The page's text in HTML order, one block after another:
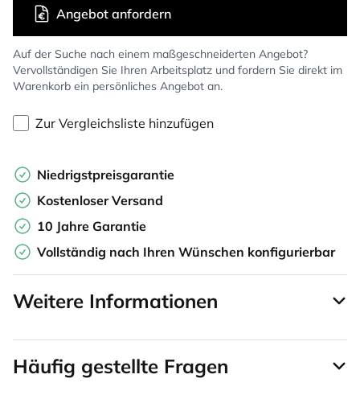
Auf der Suche nach einem maßgeschneiderten Angebot?
Vervollständigen Sie Ihren Arbeitsplatz und fordern Sie direkt im
Warenkorb ein persönliches Angebot an.
Angebot anfordern
Zur Vergleichsliste hinzufügen
Niedrigstpreisgarantie
Kostenloser Versand
10 Jahre Garantie
Vollständig nach Ihren Wünschen konfigurierbar
Weitere Informationen
Häufig gestellte Fragen